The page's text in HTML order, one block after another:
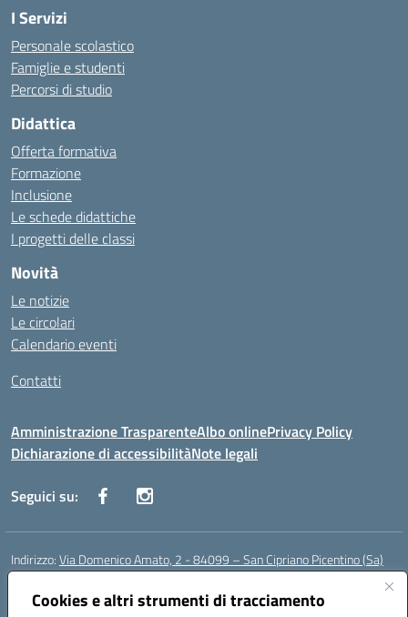
Cookies e altri strumenti di tracciamento
I Servizi
Personale scolastico
Famiglie e studenti
Percorsi di studio
Didattica
Offerta formativa
Formazione
Inclusione
Le schede didattiche
I progetti delle classi
Novità
Le notizie
Le circolari
Calendario eventi
Contatti
Amministrazione TrasparenteAlbo onlinePrivacy Policy
Dichiarazione di accessibilitàNote legali
Seguici su:
Indirizzo:Via Domenico Amato, 2 - 84099 – San Cipriano Picentino (Sa)
Centralino:
Posta elettronica certificata (PEC):saic87700c@pec.istruzione.it